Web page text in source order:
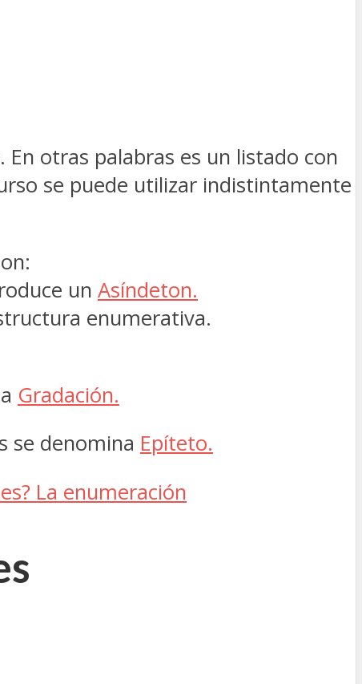
otras palabras es un listado con
se puede utilizar indistintamente
un Asíndeton.
enumerativa.
Gradación.
se denomina Epíteto.
La enumeración